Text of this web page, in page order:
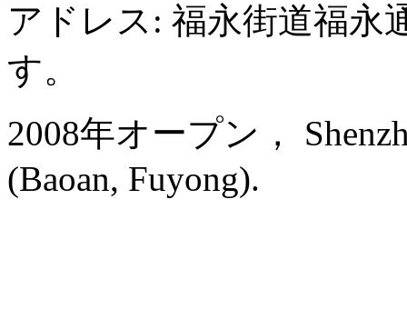
アドレス: 福永街道福永
す。
2008年オープン，
(Baoan, Fuyong).